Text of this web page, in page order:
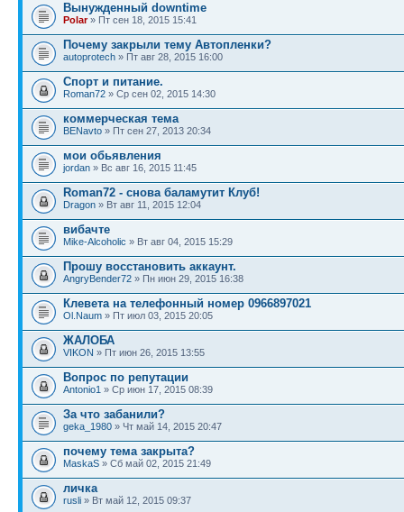
Вынужденный downtime
Polar» Пт сен 18, 2015 15:41
Почему закрыли тему Автопленки?
autoprotech » Пт авг 28, 2015 16:00
Спорт и питание.
Roman72 » Ср сен 02, 2015 14:30
коммерческая тема
BENavto » Пт сен 27, 2013 20:34
мои обьявления
jordan » Вс авг 16, 2015 11:45
Roman72 - снова баламутит Клуб!
Dragon » Вт авг 11, 2015 12:04
вибачте
Mike-Alcoholic » Вт авг 04, 2015 15:29
Прошу восстановить аккаунт.
AngryBender72 » Пн июн 29, 2015 16:38
Клевета на телефонный номер 0966897021
Ol.Naum » Пт июл 03, 2015 20:05
ЖАЛОБА
VIKON » Пт июн 26, 2015 13:55
Вопрос по репутации
Antonio1 » Ср июн 17, 2015 08:39
За что забанили?
geka_1980 » Чт май 14, 2015 20:47
почему тема закрыта?
MaskaS » Сб май 02, 2015 21:49
личка
rusli » Вт май 12, 2015 09:37